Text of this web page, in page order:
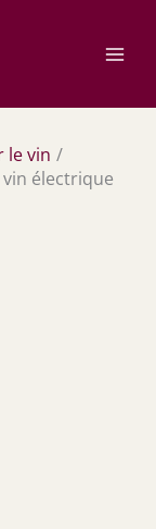
le vin
vin électrique